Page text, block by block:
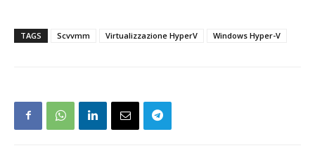
TAGS Scvvmm Virtualizzazione HyperV Windows Hyper-V